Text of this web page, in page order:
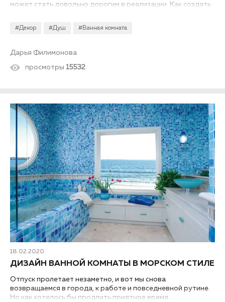
#Декор #Душ #Ванная комната
может стать довольно дорогим в реализации. Как создать
Дарья Филимонова
просмотры 15532
18.02.2020
ДИЗАЙН ВАННОЙ КОМНАТЫ В МОРСКОМ СТИЛЕ
Отпуск пролетает незаметно, и вот мы снова
возвращаемся в города, к работе и повседневной рутине.
Но как хотелось бы продлить приятное время,